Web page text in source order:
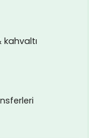
kahvaltı